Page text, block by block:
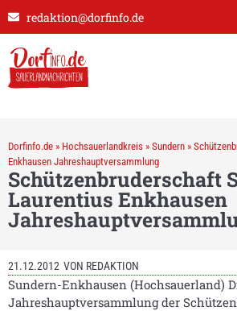
redaktion@dorfinfo.de
Dorfinfo.de » Hochsauerlandkreis » Sundern »
Enkhausen Jahreshauptversammlung
Schützenbruderschaft
Laurentius Enkhausen
21.12.2012 VON REDAKTION
Sundern-Enkhausen (Hochsauerland)
Jahreshauptversammlung der